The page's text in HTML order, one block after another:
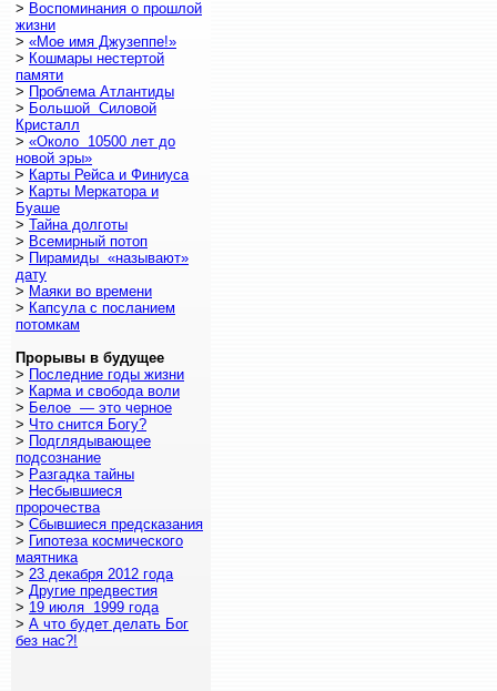
> Воспоминания о прошлой
жизни
> «Мое имя Джузеппе!»
> Кошмары нестертой
памяти
> Проблема Атлантиды
> Большой Силовой
Кристалл
> «Около 10500 лет до
новой эры»
> Карты Рейса и Финиуса
> Карты Меркатора и
Буаше
> Тайна долготы
> Всемирный потоп
> Пирамиды «называют»
дату
> Маяки во времени
> Капсула с посланием
потомкам
Прорывы в будущее
> Последние годы жизни
> Карма и свобода воли
> Белое — это черное
> Что снится Богу?
> Подглядывающее
подсознание
> Разгадка тайны
> Несбывшиеся
пророчества
> Сбывшиеся предсказания
> Гипотеза космического
маятника
> 23 декабря 2012 года
> Другие предвестия
> 19 июля 1999 года
> А что будет делать Бог
без нас?!